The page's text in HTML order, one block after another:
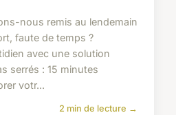
nous remis au lendemain
faute de temps ?
avec une solution
serrés : 15 minutes
votr...
2 min de lecture →